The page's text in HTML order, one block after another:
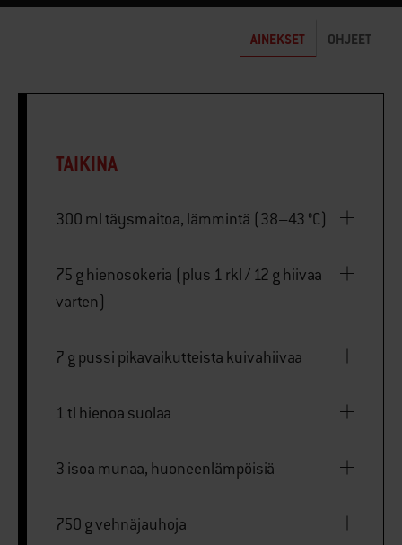
AINEKSET OHJEET
TAIKINA
300 ml täysmaitoa, lämmintä (38–43 °C)
75 g hienosokeria (plus 1 rkl / 12 g hiivaa
varten)
7 g pussi pikavaikutteista kuivahiivaa
1 tl hienoa suolaa
3 isoa munaa, huoneenlämpöisiä
750 g vehnäjauhoja